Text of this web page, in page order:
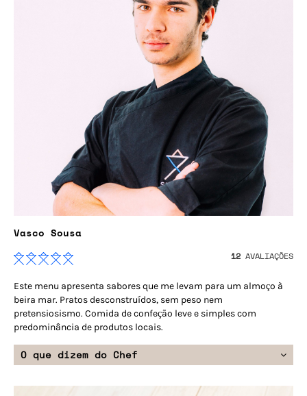
Vasco Sousa
12 AVALIAÇÕES
Este menu apresenta sabores que me levam para um almoço à
beira mar. Pratos desconstruídos, sem peso nem
pretensiosismo. Comida de confeção leve e simples com
predominância de produtos locais.
O que dizem do Chef